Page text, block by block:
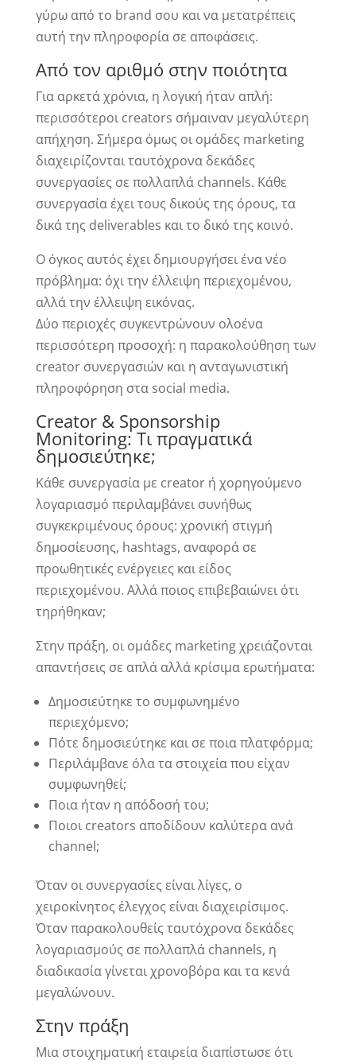
γύρω από το brand σου και να μετατρέπεις
αυτή την πληροφορία σε αποφάσεις.
Από τον αριθμό στην ποιότητα
Για αρκετά χρόνια, η λογική ήταν απλή:
περισσότεροι creators σήμαιναν μεγαλύτερη
απήχηση. Σήμερα όμως οι ομάδες marketing
διαχειρίζονται ταυτόχρονα δεκάδες
συνεργασίες σε πολλαπλά channels. Κάθε
συνεργασία έχει τους δικούς της όρους, τα
δικά της deliverables και το δικό της κοινό.
Ο όγκος αυτός έχει δημιουργήσει ένα νέο
πρόβλημα: όχι την έλλειψη περιεχομένου,
αλλά την έλλειψη εικόνας.
Δύο περιοχές συγκεντρώνουν ολοένα
περισσότερη προσοχή: η παρακολούθηση των
creator συνεργασιών και η ανταγωνιστική
πληροφόρηση στα social media.
Creator & Sponsorship
Monitoring: Τι πραγματικά
δημοσιεύτηκε;
Κάθε συνεργασία με creator ή χορηγούμενο
λογαριασμό περιλαμβάνει συνήθως
συγκεκριμένους όρους: χρονική στιγμή
δημοσίευσης, hashtags, αναφορά σε
προωθητικές ενέργειες και είδος
περιεχομένου. Αλλά ποιος επιβεβαιώνει ότι
τηρήθηκαν;
Στην πράξη, οι ομάδες marketing χρειάζονται
απαντήσεις σε απλά αλλά κρίσιμα ερωτήματα:
Δημοσιεύτηκε το συμφωνημένο
περιεχόμενο;
Πότε δημοσιεύτηκε και σε ποια πλατφόρμα;
Περιλάμβανε όλα τα στοιχεία που είχαν
συμφωνηθεί;
Ποια ήταν η απόδοσή του;
Ποιοι creators αποδίδουν καλύτερα ανά
channel;
Όταν οι συνεργασίες είναι λίγες, ο
χειροκίνητος έλεγχος είναι διαχειρίσιμος.
Όταν παρακολουθείς ταυτόχρονα δεκάδες
λογαριασμούς σε πολλαπλά channels, η
διαδικασία γίνεται χρονοβόρα και τα κενά
μεγαλώνουν.
Στην πράξη
Μια στοιχηματική εταιρεία διαπίστωσε ότι